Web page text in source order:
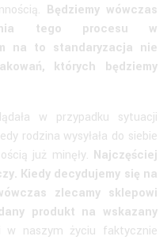
Będziemy wówczas
tego procesu w
na to standaryzacja nie
których będziemy
w przypadku sytuacji
rodzina wysyłała do siebie
już minęły. Najczęściej
Kiedy decydujemy się na
zlecamy sklepowi
produkt na wskazany
w naszym życiu faktycznie